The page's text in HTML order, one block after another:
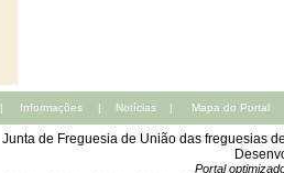
| Informações | Notícias | Mapa do Portal
Junta de Freguesia de União das freguesias
Portal